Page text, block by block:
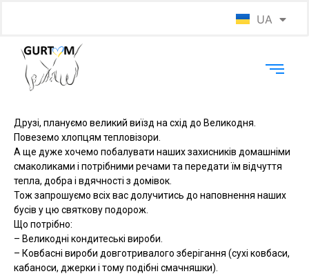
UA
EN
Друзі, плануємо великий виїзд на схід до Великодня.
Повеземо хлопцям тепловізори.
А ще дуже хочемо побалувати наших захисників домашніми
смаколиками і потрібними речами та передати їм відчуття
тепла, добра і вдячності з домівок.
Тож запрошуємо всіх вас долучитись до наповнення наших
бусів у цю святкову подорож.
Що потрібно:
– Великодні кондитеські вироби.
– Ковбасні вироби довготривалого зберігання (сухі ковбаси,
кабаноси, джерки і тому подібні смачняшки).